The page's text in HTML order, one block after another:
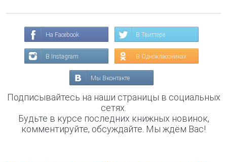
На Facebook В Твиттере
В Instagram В Одноклассниках
Мы Вконтакте
Подписывайтесь на наши страницы в социальных
сетях.
Будьте в курсе последних книжных новинок,
комментируйте, обсуждайте. Мы ждём Вас!